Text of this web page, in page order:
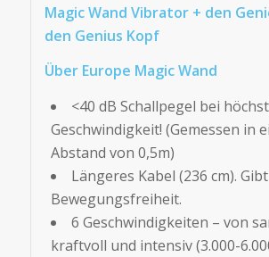
Magic Wand Vibrator + den
den Genius Kopf
Über Europe Magic Wand
<40 dB Schallpegel bei
Geschwindigkeit! (Gemessen in
Abstand von 0,5m)
Längeres Kabel (236 cm).
Bewegungsfreiheit.
6 Geschwindigkeiten – von
kraftvoll und intensiv (3.000-